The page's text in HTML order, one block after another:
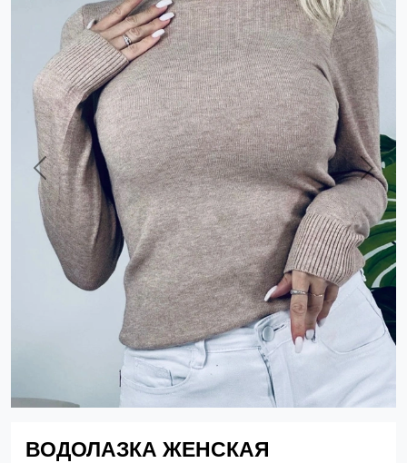
Previous Next
ВОДОЛАЗКА ЖЕНСКАЯ